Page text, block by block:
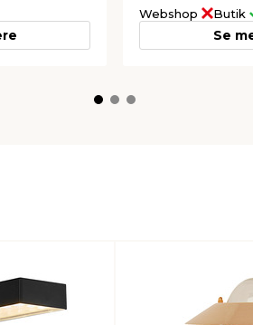
Webshop Butik
Se